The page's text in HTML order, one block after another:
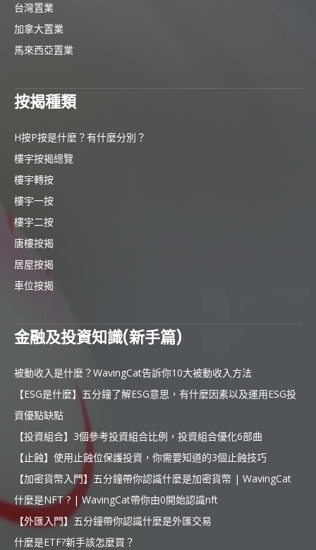
台灣置業
加拿大置業
馬來西亞置業
按揭種類
H按P按是什麼？有什麼分別？
樓宇按揭總覽
樓宇轉按
樓宇一按
樓宇二按
唐樓按揭
居屋按揭
車位按揭
金融及投資知識(新手篇)
被動收入是什麼？WavingCat告訴你10大被動收入方法
【ESG是什麼】五分鐘了解ESG意思，有什麼因素以及運用ESG投
資優點缺點
【投資組合】3個參考投資組合比例，投資組合優化6部曲
【止蝕】使用止蝕位保護投資，你需要知道的3個止蝕技巧
【加密貨幣入門】五分鐘帶你認識什麼是加密貨幣 | WavingCat
什麼是NFT ? | WavingCat帶你由0開始認識nft
【外匯入門】五分鐘帶你認識什麼是外匯交易
什麼是ETF?新手該怎麼買？